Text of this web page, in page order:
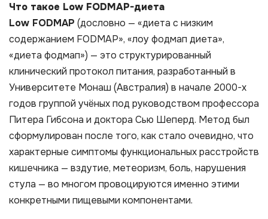
Что такое Low FODMAP-диета
Low FODMAP (дословно — «диета с низким
содержанием FODMAP», «лоу фодмап диета»,
«диета фодмап») — это структурированный
клинический протокол питания, разработанный в
Университете Монаш (Австралия) в начале 2000-х
годов группой учёных под руководством профессора
Питера Гибсона и доктора Сью Шеперд. Метод был
сформулирован после того, как стало очевидно, что
характерные симптомы функциональных расстройств
кишечника — вздутие, метеоризм, боль, нарушения
стула — во многом провоцируются именно этими
конкретными пищевыми компонентами.